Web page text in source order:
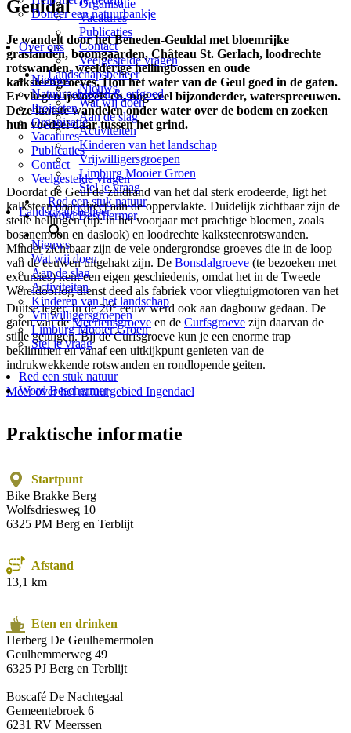
Doneer een natuurbankje
Over ons
Nieuws
Natuurgebieden & erfgoed
Projecten
Organisatie
Vacatures
Publicaties
Contact
Veelgestelde vragen
Landschapsbeheer
Nieuws
Wat wij doen
Aan de slag
Activiteiten
Kinderen van het landschap
Vrijwilligersgroepen
Limburg Mooier Groen
Stel je vraag
Red een stuk natuur
Word Beschermer
Organisatie
Vacatures
Publicaties
Contact
Veelgestelde vragen
Landschapsbeheer
Nieuws
Wat wij doen
Aan de slag
Activiteiten
Kinderen van het landschap
Vrijwilligersgroepen
Limburg Mooier Groen
Stel je vraag
Red een stuk natuur
Word Beschermer
Geuldal
Je wandelt door het Beneden-Geuldal met bloemrijke
graslanden, boomgaarden, Château St. Gerlach, loodrechte
rotswanden, weelderige hellingbossen en oude
kalksteengroeves. Hou het water van de Geul goed in de gaten.
Er vliegen ijsvogels en, nog veel bijzonderder, waterspreeuwen.
Deze laatste wandelen onder water over de bodem en zoeken
hun voedsel daar tussen het grind.
Doordat de Geul de zuidrand van het dal sterk erodeerde, ligt het
kalksteen daar direct aan de oppervlakte. Duidelijk zichtbaar zijn de
steile hellingen (tip: in het voorjaar met prachtige bloemen, zoals
bosanemoon en daslook) en loodrechte kalksteenrotswanden.
Minder zichtbaar zijn de vele ondergrondse groeves die in de loop
van de eeuwen uitgehakt zijn. De Bonsdalgroeve (te bezoeken met
excursies) kent een eigen geschiedenis, omdat het in de Tweede
Wereldoorlog dienst deed als fabriek voor vliegtuigmotoren van het
Duitse leger. In de 20eeeuw werd ook aan dagbouw gedaan. De
gaten van deMeertensgroeve en de Curfsgroeve zijn daarvan de
stille getuigen. Bij de Curfsgroeve kun je een enorme trap
beklimmen en vanaf een uitkijkpunt genieten van de
indrukwekkende rotswanden en rondlopende geiten.
Meer over het natuurgebied Ingendael
Praktische informatie
Startpunt
Bike Brakke Berg
Wolfsdriesweg 10
6325 PM Berg en Terblijt
Afstand
13,1 km
Eten en drinken
Herberg De Geulhemermolen
Geulhemmerweg 49
6325 PJ Berg en Terblijt
Boscafé De Nachtegaal
Gemeentebroek 6
6231 RV Meerssen